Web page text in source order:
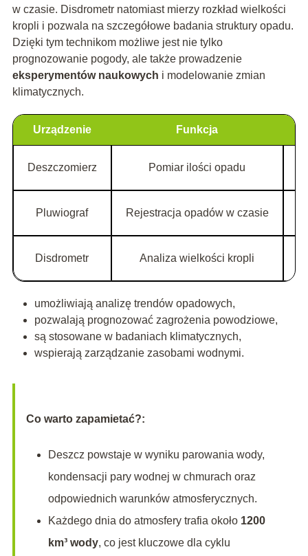
w czasie. Disdrometr natomiast mierzy rozkład wielkości
kropli i pozwala na szczegółowe badania struktury opadu.
Dzięki tym technikom możliwe jest nie tylko
prognozowanie pogody, ale także prowadzenie
eksperymentów naukowych i modelowanie zmian
klimatycznych.
Urządzenie Funkcja
Deszczomierz Pomiar ilości opadu
Pluwiograf Rejestracja opadów w czasie
Disdrometr Analiza wielkości kropli
umożliwiają analizę trendów opadowych,
pozwalają prognozować zagrożenia powodziowe,
są stosowane w badaniach klimatycznych,
wspierają zarządzanie zasobami wodnymi.
Co warto zapamietać?:
Deszcz powstaje w wyniku parowania wody,
kondensacji pary wodnej w chmurach oraz
odpowiednich warunków atmosferycznych.
Każdego dnia do atmosfery trafia około 1200
km³ wody, co jest kluczowe dla cyklu